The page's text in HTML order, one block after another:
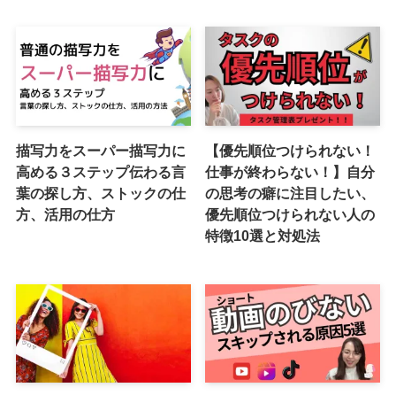
描写力をスーパー描写力に
高める３ステップ伝わる言
葉の探し方、ストックの仕
方、活用の仕方
【優先順位つけられない！
仕事が終わらない！】自分
の思考の癖に注目したい、
優先順位つけられない人の
特徴10選と対処法